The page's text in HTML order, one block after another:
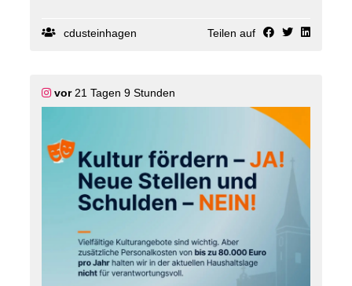
Brockhagen.
aufgebaut. Die Gründung politischer Parteien und
ihrer Ortsverbände war dabei keineswegs
selbstverständlich – sie musste zunächst von der
🤝 Und trotzdem fanden sich Menschen, die
Verantwortung übernehmen wollten.
Menschen, die an einen politischen Neuanfang
glaubten und bereit waren, sich vor Ort einzubringen
🫶 80 Jahre später blicken wir zurück – auf
Menschen, Entscheidungen, Erfolge und
Geschichten, die unsere Gemeinde geprägt haben.
cdusteinhagen Teilen auf
vor21 Tagen 9 Stunden